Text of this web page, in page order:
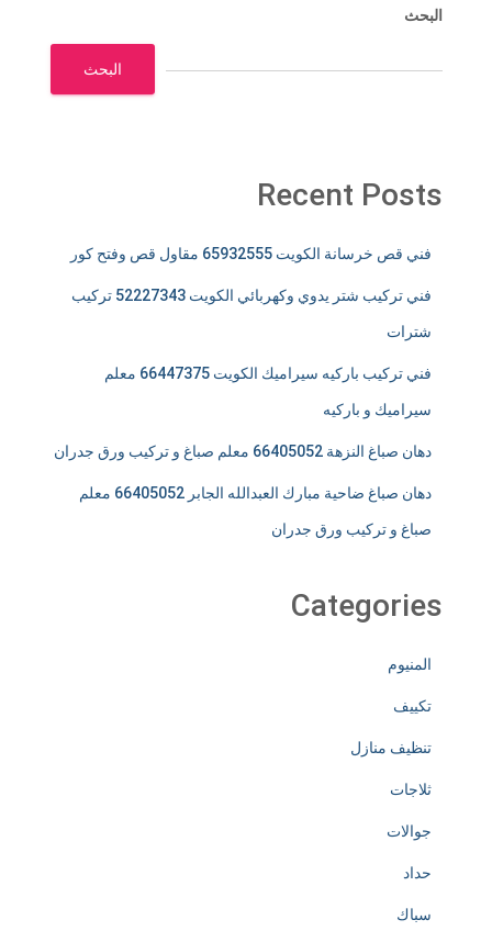
البحث
البحث
Recent Posts
فني قص خرسانة الكويت 65932555 مقاول قص وفتح كور
فني تركيب شتر يدوي وكهربائي الكويت 52227343 تركيب
شترات
فني تركيب باركيه سيراميك الكويت 66447375 معلم
سيراميك و باركيه
دهان صباغ النزهة 66405052 معلم صباغ و تركيب ورق جدران
دهان صباغ ضاحية مبارك العبدالله الجابر 66405052 معلم
صباغ و تركيب ورق جدران
Categories
المنيوم
تكييف
تنظيف منازل
ثلاجات
جوالات
حداد
سباك